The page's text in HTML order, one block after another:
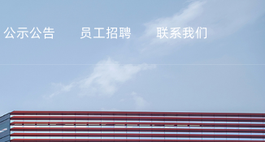
公示公告 员工招聘 联系我们